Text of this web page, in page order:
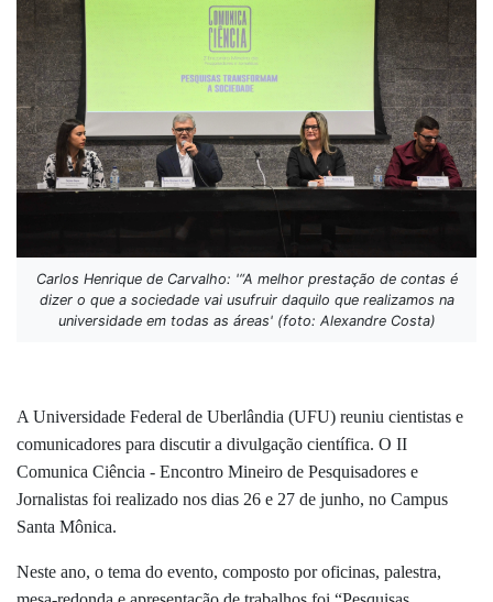
Carlos Henrique de Carvalho: '“A melhor prestação de contas é
dizer o que a sociedade vai usufruir daquilo que realizamos na
universidade em todas as áreas' (foto: Alexandre Costa)
A Universidade Federal de Uberlândia (UFU) reuniu cientistas e
comunicadores para discutir a divulgação científica. O II
Comunica Ciência - Encontro Mineiro de Pesquisadores e
Jornalistas foi realizado nos dias 26 e 27 de junho, no Campus
Santa Mônica.
Neste ano, o tema do evento, composto por oficinas, palestra,